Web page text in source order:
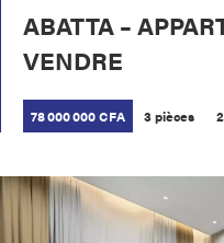
ABATTA –
VENDRE
78 000 000 CFA 3 pièces